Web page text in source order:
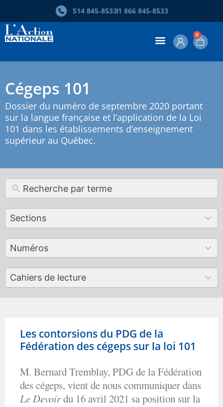
514 845‑85331 866 845‑8533
0
Cégeps 101
Dossier du numéro de septembre 2020 portant
sur la langue française et l’application de la Loi
101 dans les établissements d’enseignement
supérieur au Québec.
Sections
12
results
Numéros
179
results
Cahiers de lecture
50
results
Les contorsions du PDG de la
Fédération des cégeps sur la loi 101
M. Bernard Tremblay, PDG de la Fédération
des cégeps, vient de nous communiquer dans
Le Devoirdu 16 avril 2021 sa position sur la